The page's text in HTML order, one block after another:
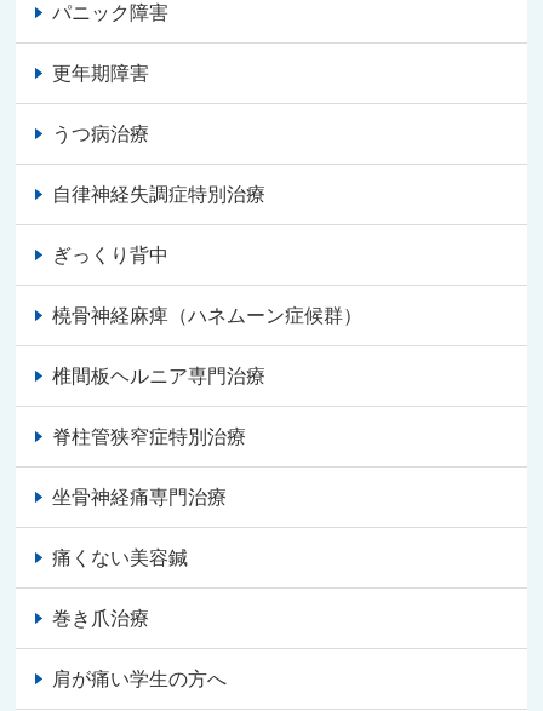
パニック障害
更年期障害
うつ病治療
自律神経失調症特別治療
ぎっくり背中
橈骨神経麻痺（ハネムーン症候群）
椎間板ヘルニア専門治療
脊柱管狭窄症特別治療
坐骨神経痛専門治療
痛くない美容鍼
巻き爪治療
肩が痛い学生の方へ